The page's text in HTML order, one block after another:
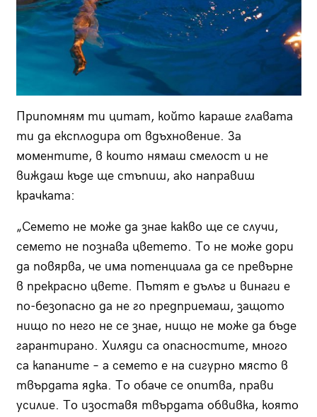
Припомням ти цитат, който караше главата
ти да експлодира от вдъхновение. За
моментите, в които нямаш смелост и не
виждаш къде ще стъпиш, ако направиш
крачката:
„Семето не може да знае какво ще се случи,
семето не познава цветето. То не може дори
да повярва, че има потенциала да се превърне
в прекрасно цвете. Пътят е дълъг и винаги е
по-безопасно да не го предприемаш, защото
нищо по него не се знае, нищо не може да бъде
гарантирано. Хиляди са опасностите, много
са капаните – а семето е на сигурно място в
твърдата ядка. То обаче се опитва, прави
усилие. То изоставя твърдата обвивка, която